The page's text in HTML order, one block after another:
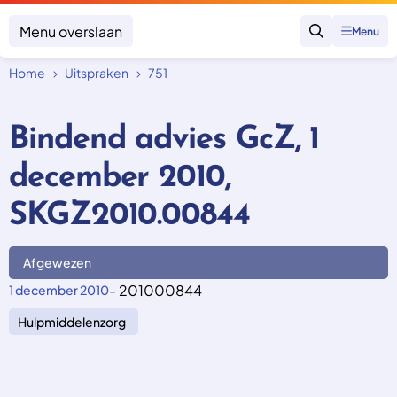
Menu overslaan
Zoeken
Menu
Onderwerpen
Zorgverzekering afsluiten
Vergoeding van zorg
Zorg in het buitenland
Geen zorgverzekering
Focus en impact
Uitspraken
Over SKGZ
Nieuws
Home Uitspraken 751
Bindend advies GcZ, 1
december 2010,
SKGZ2010.00844
Afgewezen
1 december 2010- 201000844
Hulpmiddelenzorg